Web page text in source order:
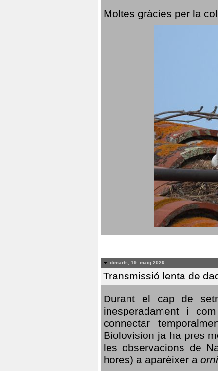
Moltes gràcies per la
dimarts, 19. maig 2026
Transmissió lenta de
Durant el cap de
inesperadament i
connectar
Biolovision ja ha pres
les observacions de
hores) a aparèixer a